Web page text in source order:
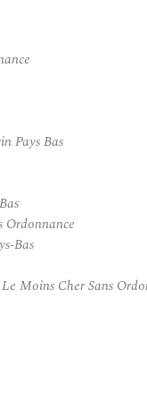
Pays Bas
Ordonnance
Bas
Moins Cher Sans